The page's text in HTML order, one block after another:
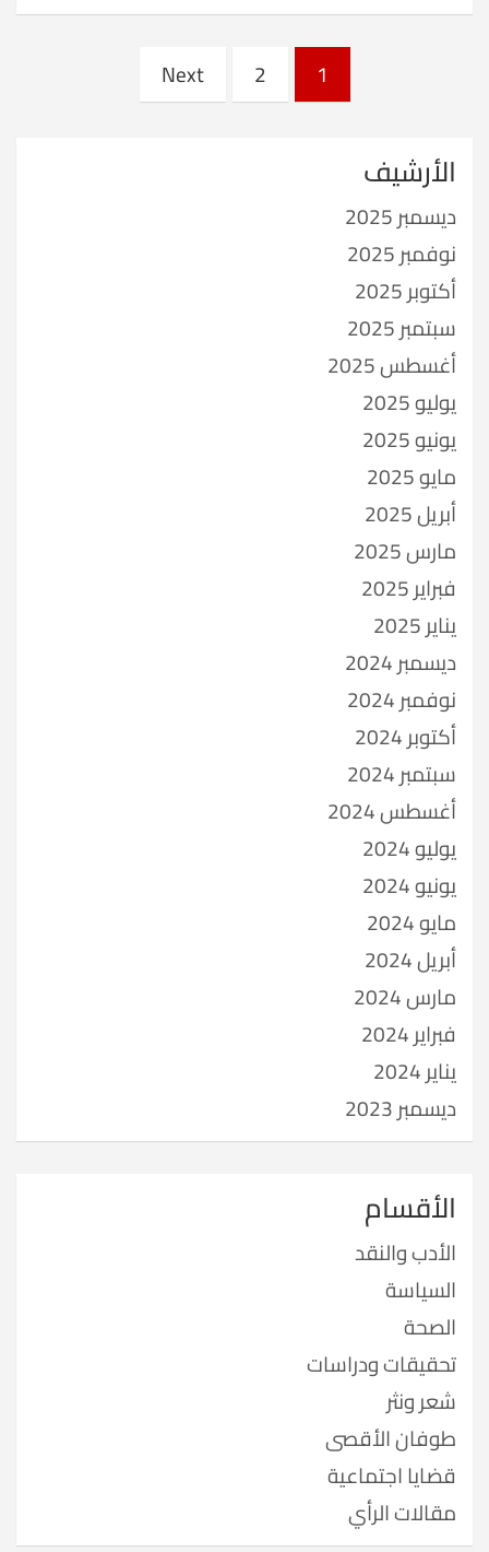
pagination
1
2
Next
الأرشيف
ديسمبر 2025
نوفمبر 2025
أكتوبر 2025
سبتمبر 2025
أغسطس 2025
يوليو 2025
يونيو 2025
مايو 2025
أبريل 2025
مارس 2025
فبراير 2025
يناير 2025
ديسمبر 2024
نوفمبر 2024
أكتوبر 2024
سبتمبر 2024
أغسطس 2024
يوليو 2024
يونيو 2024
مايو 2024
أبريل 2024
مارس 2024
فبراير 2024
يناير 2024
ديسمبر 2023
الأقسام
الأدب والنقد
السياسة
الصحة
تحقيقات ودراسات
شعر ونثر
طوفان الأقصى
قضايا اجتماعية
مقالات الرأي